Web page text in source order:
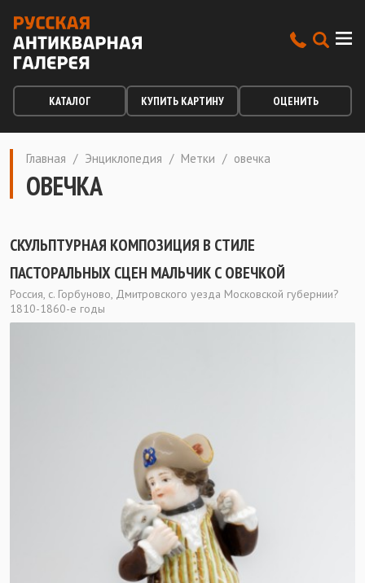
КАТАЛОГ КУПИТЬ КАРТИНУ ОЦЕНИТЬ
Главная / Энциклопедия / Метки / овечка
ОВЕЧКА
СКУЛЬПТУРНАЯ КОМПОЗИЦИЯ В СТИЛЕ
ПАСТОРАЛЬНЫХ СЦЕН МАЛЬЧИК С ОВЕЧКОЙ
Россия, с. Горбуново, Дмитровского уезда Московской губернии?
1810-1860-е годы